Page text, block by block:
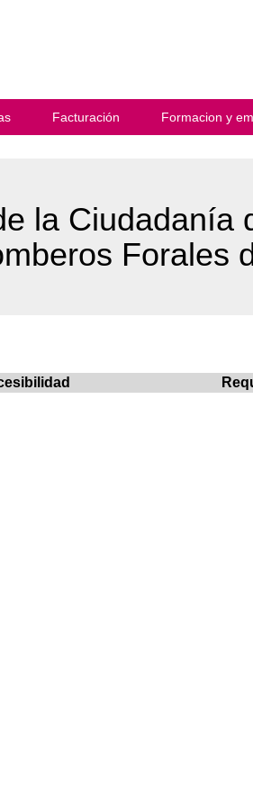
Facturación Formacion y
la Ciudadanía
Forales